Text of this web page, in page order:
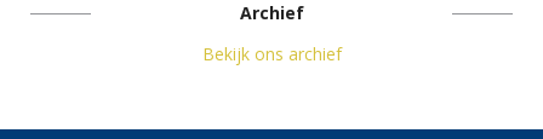
Archief
Bekijk ons archief